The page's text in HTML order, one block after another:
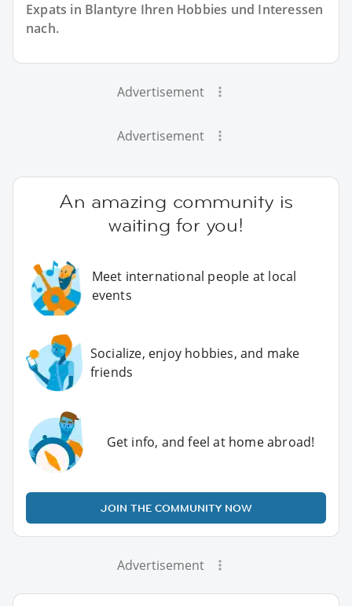
Expats in Blantyre Ihren Hobbies und Interessen
nach.
Advertisement
Advertisement
An amazing community is
waiting for you!
Meet international people at local
events
Socialize, enjoy hobbies, and make
friends
Get info, and feel at home abroad!
JOIN THE COMMUNITY NOW
Advertisement